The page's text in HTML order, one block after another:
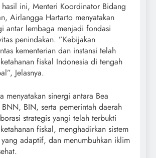
ini, Menteri Koordinator Bidang
Airlangga Hartarto menyatakan
antar lembaga menjadi fondasi
penindakan. ”Kebijakan
kementerian dan instansi telah
fiskal Indonesia di tengah
Jelasnya.
menyatakan sinergi antara Bea
BIN, serta pemerintah daerah
strategis yangi telah terbukti
fiskal, menghadirkan sistem
adaptif, dan menumbuhkan iklim